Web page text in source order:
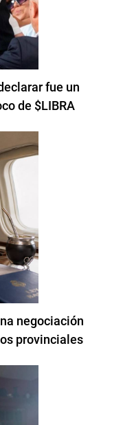
fue un
de $LIBRA
negociación
provinciales